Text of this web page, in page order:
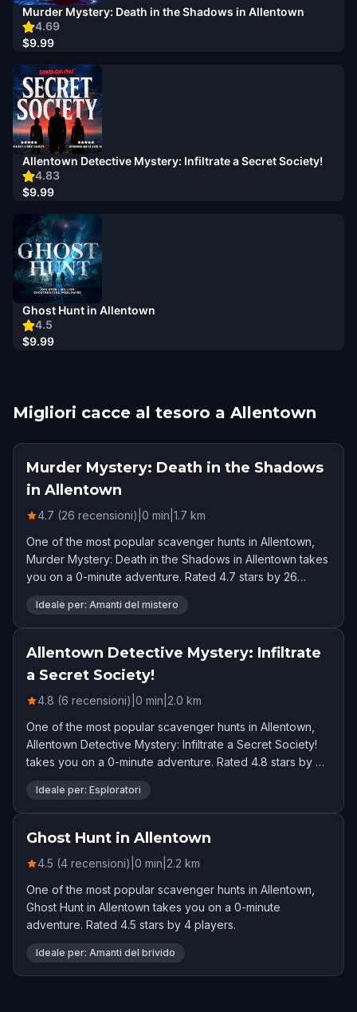
4.69
Murder Mystery: Death in the Shadows in Allentown
$9.99
4.83
Allentown Detective Mystery: Infiltrate a Secret Society!
$9.99
4.5
Ghost Hunt in Allentown
$9.99
Migliori cacce al tesoro a Allentown
Murder Mystery: Death in the Shadows
in Allentown
4.7 (26 recensioni) 0 min 1.7 km
One of the most popular scavenger hunts in Allentown,
Murder Mystery: Death in the Shadows in Allentown takes
you on a 0-minute adventure. Rated 4.7 stars by 26
players.
Ideale per: Amanti del mistero
Allentown Detective Mystery: Infiltrate
a Secret Society!
4.8 (6 recensioni) 0 min 2.0 km
One of the most popular scavenger hunts in Allentown,
Allentown Detective Mystery: Infiltrate a Secret Society!
takes you on a 0-minute adventure. Rated 4.8 stars by 6
players.
Ideale per: Esploratori
Ghost Hunt in Allentown
4.5 (4 recensioni) 0 min 2.2 km
One of the most popular scavenger hunts in Allentown,
Ghost Hunt in Allentown takes you on a 0-minute
adventure. Rated 4.5 stars by 4 players.
Ideale per: Amanti del brivido